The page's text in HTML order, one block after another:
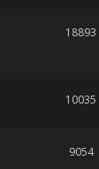
18893
10035
9054